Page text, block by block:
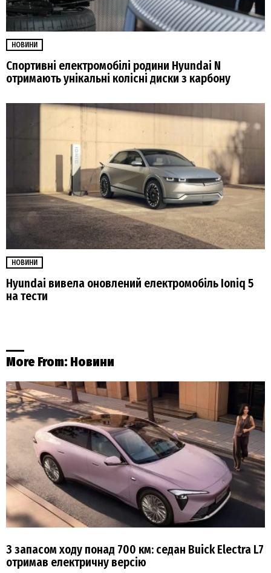
НОВИНИ
Спортивні електромобілі родини Hyundai N
отримають унікальні колісні диски з карбону
НОВИНИ
Hyundai вивела оновлений електромобіль Ioniq 5
на тести
More From: Новини
З запасом ходу понад 700 км: седан Buick Electra L7
отримав електричну версію